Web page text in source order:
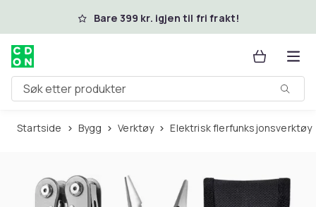
Hopp til hovedinnholdBare 399 kr. igjen til fri frakt!
Søk etter produkter
Startside Bygg Verktøy Elektrisk flerfunksjonsverktøy